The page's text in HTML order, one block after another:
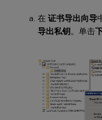
在 证书导出向导
导出私钥。单击